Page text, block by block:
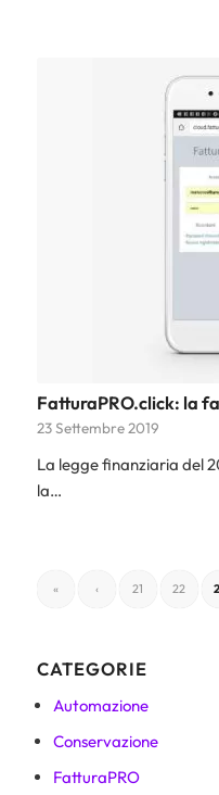
FatturaPRO.click: la
23 Settembre 2019
La legge finanziaria del
la…
« ‹ 21 22
CATEGORIE
Automazione
Conservazione
FatturaPRO